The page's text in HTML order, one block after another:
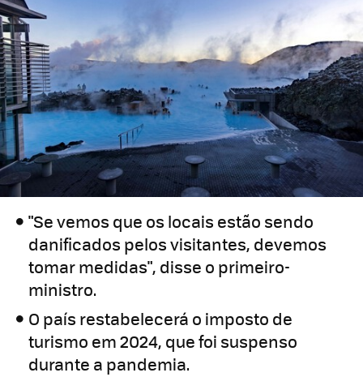
"Se vemos que os locais estão sendo
danificados pelos visitantes, devemos
tomar medidas", disse o primeiro-
ministro.
O país restabelecerá o imposto de
turismo em 2024, que foi suspenso
durante a pandemia.